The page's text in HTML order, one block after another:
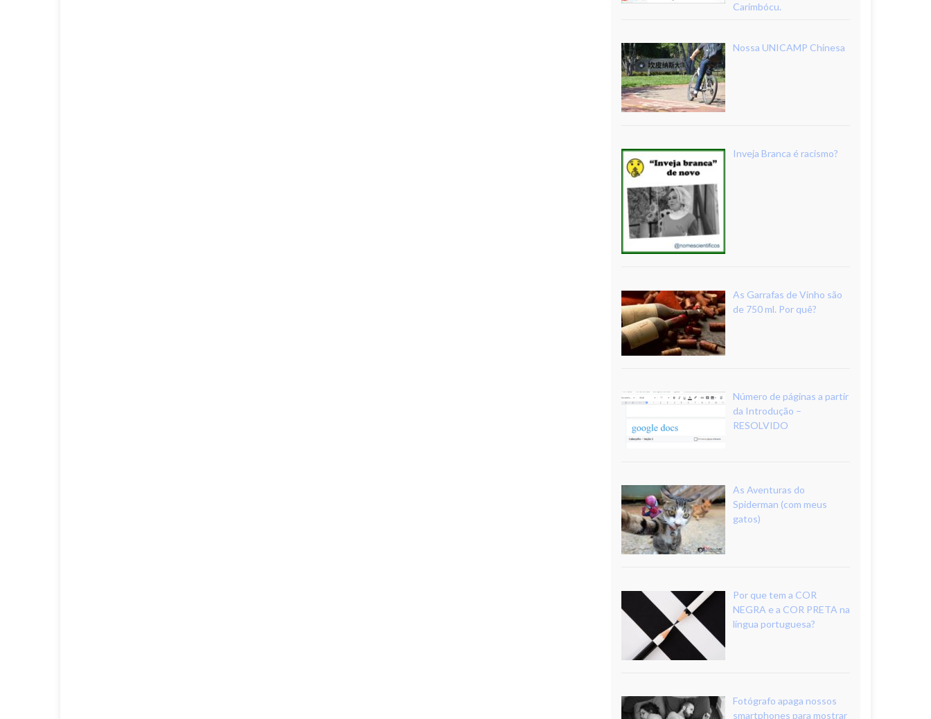
Carimbócu.
Nossa UNICAMP Chinesa
Inveja Branca é racismo?
As Garrafas de Vinho são
de 750 ml. Por quê?
Número de páginas a partir
da Introdução –
RESOLVIDO
As Aventuras do
Spiderman (com meus
gatos)
Por que tem a COR
NEGRA e a COR PRETA na
língua portuguesa?
Fotógrafo apaga nossos
smartphones para mostrar